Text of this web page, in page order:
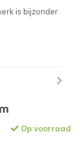
is bijzonder
Op voorraad